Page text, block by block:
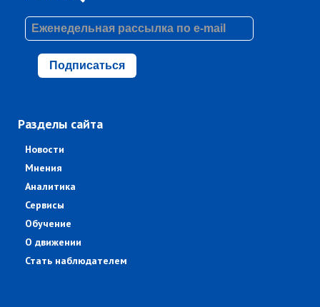
Подписаться
Разделы сайта
Новости
Мнения
Аналитика
Сервисы
Обучение
О движении
Стать наблюдателем